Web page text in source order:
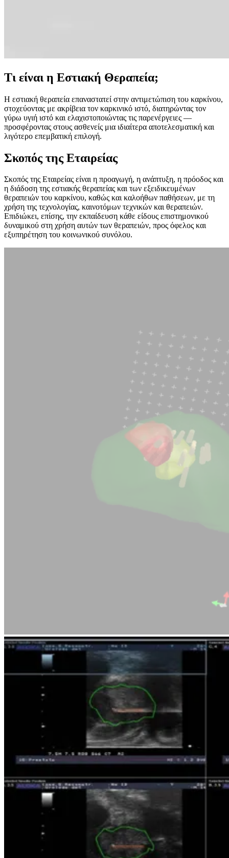
Τι είναι η Εστιακή Θεραπεία;
Η εστιακή θεραπεία επαναστατεί στην αντιμετώπιση του καρκίνου,
στοχεύοντας με ακρίβεια τον καρκινικό ιστό, διατηρώντας τον
γύρω υγιή ιστό και ελαχιστοποιώντας τις παρενέργειες —
προσφέροντας στους ασθενείς μια ιδιαίτερα αποτελεσματική και
λιγότερο επεμβατική επιλογή.
Σκοπός της Εταιρείας
Σκοπός της Εταιρείας είναι η προαγωγή, η ανάπτυξη, η πρόοδος και
η διάδοση της εστιακής θεραπείας και των εξειδικευμένων
θεραπειών του καρκίνου, καθώς και καλοήθων παθήσεων, με τη
χρήση της τεχνολογίας, καινοτόμων τεχνικών και θεραπειών.
Επιδιώκει, επίσης, την εκπαίδευση κάθε είδους επιστημονικού
δυναμικού στη χρήση αυτών των θεραπειών, προς όφελος και
εξυπηρέτηση του κοινωνικού συνόλου.